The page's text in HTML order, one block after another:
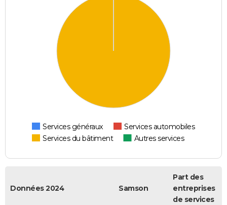
Services généraux
Services automobiles
Services du bâtiment
Autres services
Données 2024 Samson
Part des
entreprises
de services